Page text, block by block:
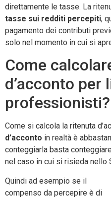
direttamente le tasse. La
tasse sui redditi percepiti,
pagamento dei contributi
solo nel momento in cui si
Come
d’acconto per
professionisti?
Come si calcola la ritenuta
d’acconto in realtà è
conteggiarla basta conteggiare
nel caso in cui si risieda nello
Quindi ad esempio se il
compenso da percepire è di